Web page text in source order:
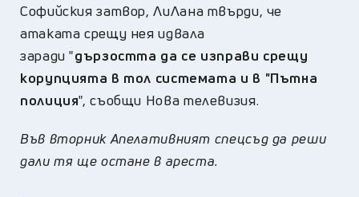
Софийския затвор, ЛиЛана твърди, че
атаката срещу нея идвала
заради "дързостта да се изправи срещу
корупцията в тол системата и в "Пътна
полиция", съобщи Нова телевизия.
Във вторник Апелативният спецсъд да реши
дали тя ще остане в ареста.